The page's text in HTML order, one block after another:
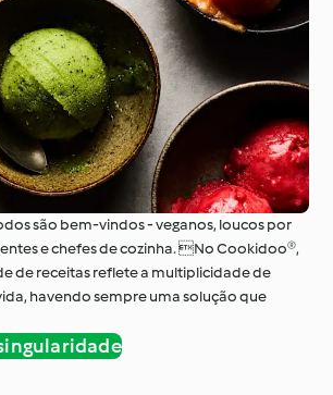
são bem-vindos - veganos, loucos por
e chefes de cozinha. No Cookidoo®,
de receitas reflete a multiplicidade de
havendo sempre uma solução que